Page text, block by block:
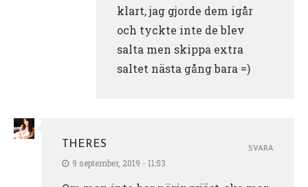
klart, jag gjorde dem igår
och tyckte inte de blev
salta men skippa extra
saltet nästa gång bara =)
THERES
9 september, 2019 - 11:53
SVARA